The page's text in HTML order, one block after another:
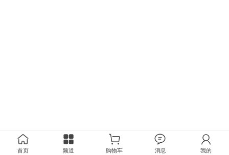
首页 频道 购物车 消息 我的